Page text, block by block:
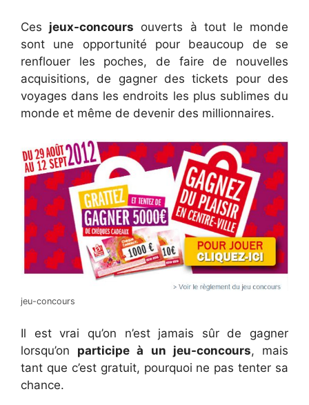
Ces jeux-concours ouverts à tout le monde
sont une opportunité pour beaucoup de se
renflouer les poches, de faire de nouvelles
acquisitions, de gagner des tickets pour des
voyages dans les endroits les plus sublimes du
monde et même de devenir des millionnaires.
jeu-concours
Il est vrai qu’on n’est jamais sûr de gagner
lorsqu’on participe à un jeu-concours, mais
tant que c’est gratuit, pourquoi ne pas tenter sa
chance.